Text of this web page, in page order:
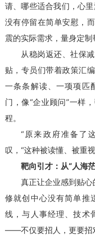
请、哪些适合我们，心
没有停留在简单安慰，
震的实际需求，量身定制
从稳岗返还、社保
贴，专员们带着政策汇
一条条解读、一项项匹
门，像“企业顾问”一样
程。
“原来政府准备了
叹，“这种被读懂、被重
靶向引才：从“人海
真正让企业感到贴心
修就创中心没有简单推
线，与人事经理、技术
——不仅要招人，更要招